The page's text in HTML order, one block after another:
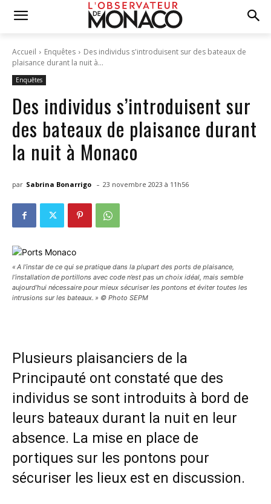
Accueil Enquêtes
Des individus s'introduisent sur des bateaux de
plaisance durant la nuit à...
Enquêtes
Des individus s’introduisent sur
des bateaux de plaisance durant
la nuit à Monaco
par Sabrina Bonarrigo - 23 novembre 2023 à 11h56
« A l’instar de ce qui se pratique dans la plupart des ports de plaisance,
l’installation de portillons avec code n’est pas un choix idéal, mais semble
aujourd’hui nécessaire pour mieux sécuriser les pontons et éviter toutes les
intrusions sur les bateaux. » © Photo SEPM
Plusieurs plaisanciers de la
Principauté ont constaté que des
individus se sont introduits à bord de
leurs bateaux durant la nuit en leur
absence. La mise en place de
portiques sur les pontons pour
sécuriser les lieux est en discussion.